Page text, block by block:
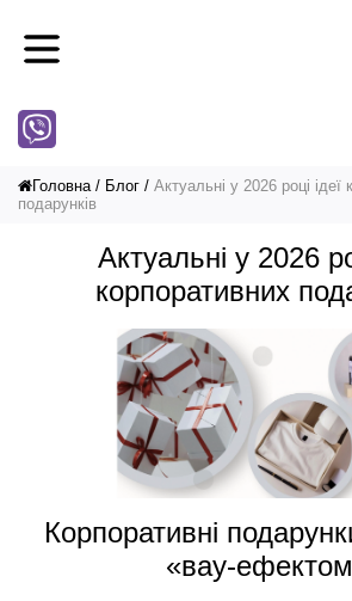
Головна Блог
Актуальні у 2026 році ідеї
подарунків
Актуальні у 2026
корпоративних
Корпоративні
«вау-